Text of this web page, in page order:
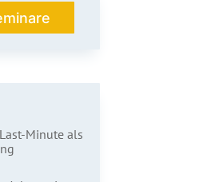
Minute als